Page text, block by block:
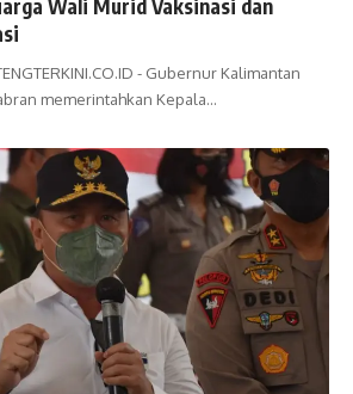
Wali Murid Vaksinasi dan
- Gubernur Kalimantan
memerintahkan Kepala…